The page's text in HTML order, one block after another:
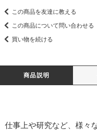
この商品を友達に教える
この商品について問い合わせる
買い物を続ける
商品説明
仕事上や研究など、様々